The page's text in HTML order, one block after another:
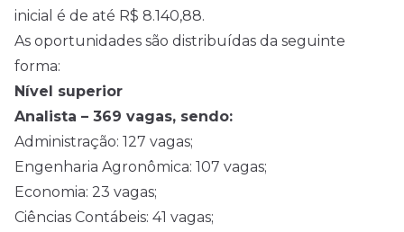
inicial é de até R$ 8.140,88.
As oportunidades são distribuídas da seguinte
forma:
Nível superior
Analista – 369 vagas, sendo:
Administração: 127 vagas;
Engenharia Agronômica: 107 vagas;
Economia: 23 vagas;
Ciências Contábeis: 41 vagas;